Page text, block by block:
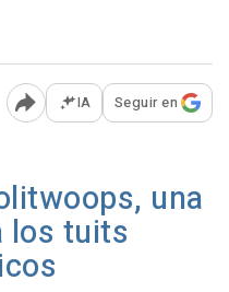
Abrir opciones para
IA Seguir en
una
los tuits